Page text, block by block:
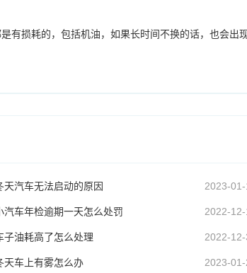
有损耗的，包括机油，如果长时间不换的话，也会出
天汽车无法启动的原因 2023-
汽车年检逾期一天怎么处罚 2022-
子油耗高了怎么处理 2022-
天车上有雾怎么办 2023-